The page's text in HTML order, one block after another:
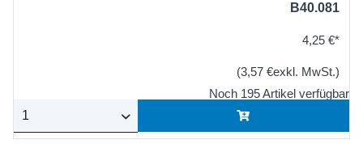
B40.081
4,25 €*
(3,57 €exkl. MwSt.)
Noch 195 Artikel verfügbar